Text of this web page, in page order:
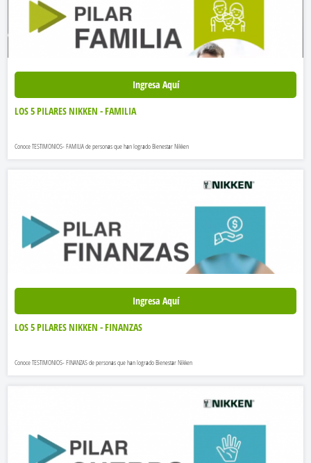
Ingresa Aquí
LOS 5 PILARES NIKKEN - FAMILIA
Conoce TESTIMONIOS- FAMILIA de personas que han logrado Bienestar Nikken
Ingresa Aquí
LOS 5 PILARES NIKKEN - FINANZAS
Conoce TESTIMONIOS- FINANZAS de personas que han logrado Bienestar Nikken